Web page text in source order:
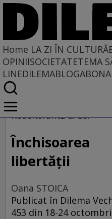
Home LA ZI ÎN CULTURĂ
OPINIISOCIETATETEMA
LINEDILEMABLOG
Home
La zi în cultură
Rosencrantz & Co.
Închisoarea
libertăţii
Oana STOICA
Publicat în Dilema
453 din 18-24